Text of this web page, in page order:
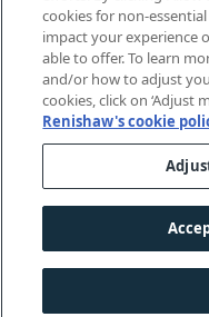
© 2001–2026 Renishaw
聯絡我們 |
cookies for non-
impact your experience
able to offer. To learn
and/or how to adjust
cookies, click on ‘Adjust
Renishaw's cookie